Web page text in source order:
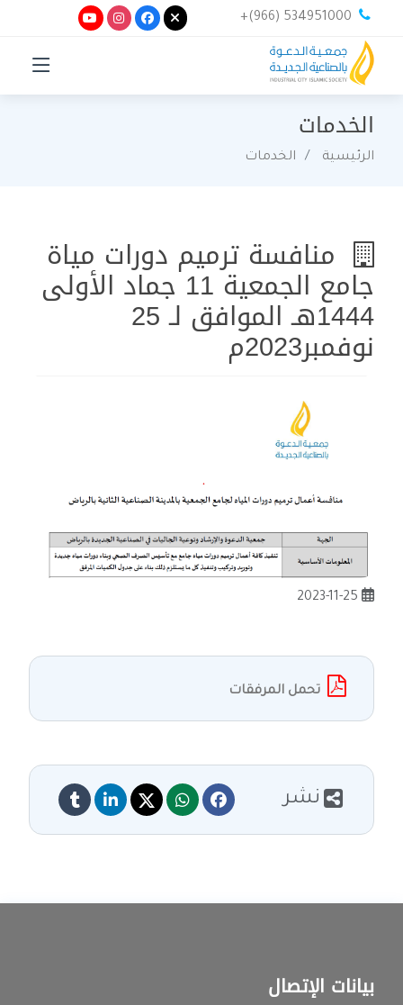
+(966) 534951000
الخدمات
الرئيسية الخدمات
منافسة ترميم دورات مياة
جامع الجمعية 11 جماد الأولى
1444هـ الموافق لـ 25
نوفمبر2023م
تحمل المرفقات
نشر
بيانات الإتصال